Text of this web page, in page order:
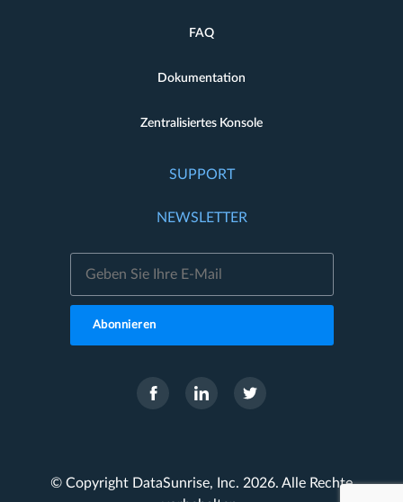
FAQ
Dokumentation
Zentralisiertes Konsole
SUPPORT
NEWSLETTER
Abonnieren
© Copyright DataSunrise, Inc. 2026. Alle Rechte